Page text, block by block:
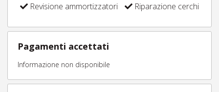
Revisione ammortizzatori
Riparazione cerchi
Pagamenti accettati
Informazione non disponibile